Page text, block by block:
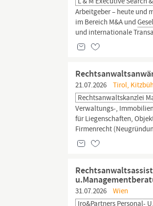
Arbeitgeber – heute und
im Bereich M&A und
und internationale
21.07.2026
Tirol,
Rechtsanwaltskanzlei
Verwaltungs-,
für Liegenschaften,
Firmenrecht
31.07.2026
Wien
Iro&Partners Personal-